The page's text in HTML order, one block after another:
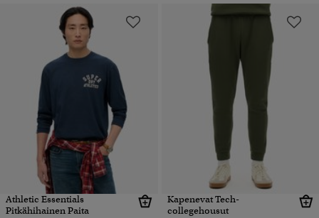
Athletic Essentials
Pitkähihainen Paita
Kapenevat Tech-
collegehousut